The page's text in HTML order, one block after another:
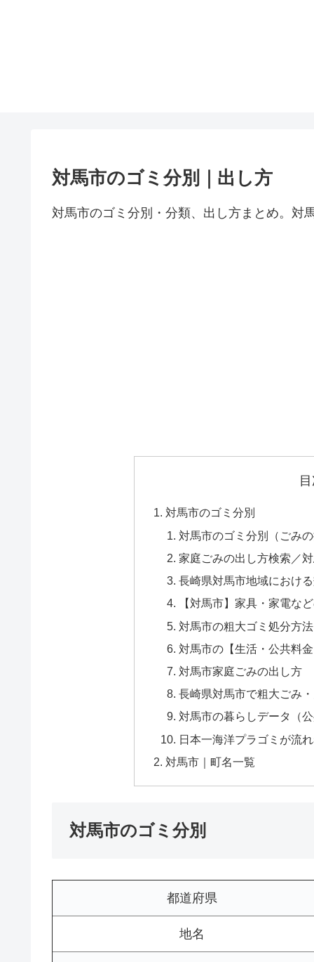
対馬市のゴミ分別｜出し方
対馬市のゴミ分別・分類、出し方まとめ。対
対馬市のゴミ分別
対馬市のゴミ分別（ごみ
家庭ごみの出し方検索／
長崎県対馬市地域におけ
【対馬市】家具・家電な
対馬市の粗大ゴミ処分方
対馬市の【生活・公共料
対馬市家庭ごみの出し方
長崎県対馬市で粗大ごみ
対馬市の暮らしデータ（
日本一海洋プラゴミが流
対馬市｜町名一覧
対馬市のゴミ分別
都道府県
地名